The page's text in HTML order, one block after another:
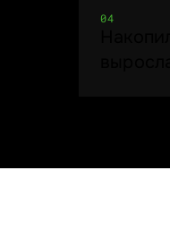
04